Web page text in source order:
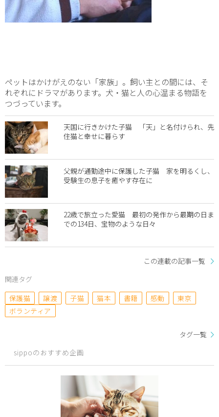
ペットはかけがえのない「家族」。飼い主との間には、そ
れぞれにドラマがあります。犬・猫と人の心温まる物語を
つづっています。
天国に行きかけた子猫 「天」と名付けられ、先
住猫と幸せに暮らす
父親が通勤途中に保護した子猫 家を明るくし、
受験生の息子を癒やす存在に
22歳で旅立った愛猫 最初の発作から最期の日ま
での134日、宝物のような日々
この連載の記事一覧
関連タグ
保護猫
譲渡 子猫 猫本 書籍 感動
東京
ボランティア
タグ一覧
sippoのおすすめ企画